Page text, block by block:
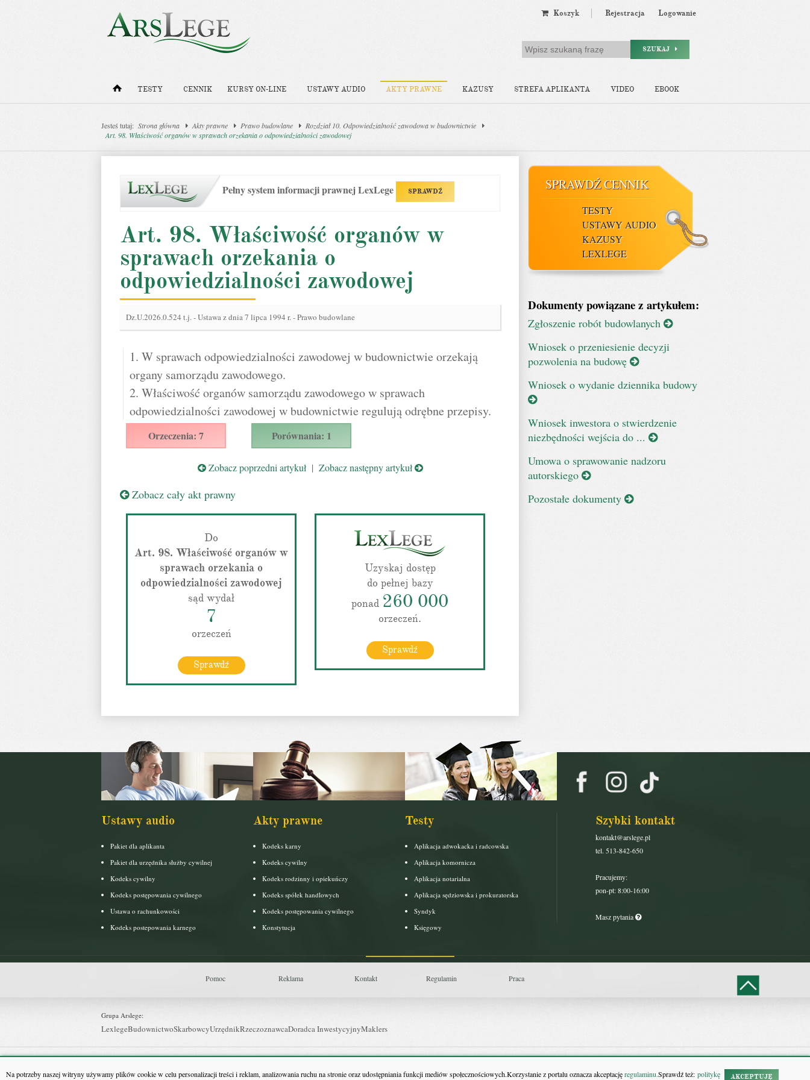
Na potrzeby naszej witryny używamy plików cookie w celu personalizacji treści i reklam, analizowania ruchu na stronie oraz udostępniania funkcji mediów społecznościowych.Korzystanie z portalu oznacza akceptacjęregulaminu.Sprawdź też: politykę
AKCEPTUJĘ
Koszyk Rejestracja Logowanie
SZUKAJ
TESTY CENNIK KURSY ON-LINE USTAWY AUDIO AKTY PRAWNE KAZUSY STREFA APLIKANTA VIDEO EBOOK
Jesteś tutaj: Strona główna Akty prawne Prawo budowlane
Rozdział 10. Odpowiedzialność zawodowa w budownictwie
Art. 98. Właściwość organów w sprawach orzekania o odpowiedzialności zawodowej
Pełny system informacji prawnej LexLege SPRAWDŹ
Art. 98. Właściwość organów w
sprawach orzekania o
odpowiedzialności zawodowej
Dz.U.2026.0.524 t.j.-Ustawa z dnia 7 lipca 1994 r. - Prawo budowlane
1. W sprawach odpowiedzialności zawodowej w budownictwie orzekają
organy samorządu zawodowego.
2. Właściwość organów samorządu zawodowego w sprawach
odpowiedzialności zawodowej w budownictwie regulują odrębne przepisy.
Orzeczenia: 7 Porównania: 1
Zobacz poprzedni artykuł| Zobacz następny artykuł
Zobacz cały akt prawny
Do
Art. 98. Właściwość organów w
sprawach orzekania o
odpowiedzialności zawodowej
sąd wydał
7
orzeczeń
Sprawdź
Uzyskaj dostęp
do pełnej bazy
ponad 260 000
orzeczeń.
Sprawdź
SPRAWDŹ CENNIK
TESTY
USTAWY AUDIO
KAZUSY
LEXLEGE
Dokumenty powiązane z artykułem:
Zgłoszenie robót budowlanych
Wniosek o przeniesienie decyzji
pozwolenia na budowę
Wniosek o wydanie dziennika budowy
Wniosek inwestora o stwierdzenie
niezbędności wejścia do ...
Umowa o sprawowanie nadzoru
autorskiego
Pozostałe dokumenty
Ustawy audio
Pakiet dla aplikanta
Pakiet dla urzędnika służby cywilnej
Kodeks cywilny
Kodeks postępowania cywilnego
Ustawa o rachunkowości
Kodeks postepowania karnego
Akty prawne
Kodeks karny
Kodeks cywilny
Kodeks rodzinny i opiekuńczy
Kodeks spółek handlowych
Kodeks postępowania cywilnego
Konstytucja
Testy
Aplikacja adwokacka i radcowska
Aplikacja komornicza
Aplikacja notarialna
Aplikacja sędziowska i prokuratorska
Syndyk
Księgowy
Szybki kontakt
kontakt@arslege.pl
tel. 513-842-650
Pracujemy:
pon-pt: 8:00-16:00
Masz pytania
Pomoc Reklama Kontakt Regulamin Praca
Grupa Arslege:
LexlegeBudownictwoSkarbowcyUrzędnikRzeczoznawcaDoradca InwestycyjnyMaklers
Grupa Bonnier:
Puls BiznesuBankierPuls MedycynyMonitor FirmPuls FarmacjiPit.pl